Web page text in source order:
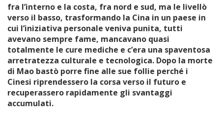
fra l’interno e la costa, fra nord e sud, ma le livellò
verso il basso, trasformando la Cina in un paese in
cui l’iniziativa personale veniva punita, tutti
avevano sempre fame, mancavano quasi
totalmente le cure mediche e c’era una spaventosa
arretratezza culturale e tecnologica. Dopo la morte
di Mao bastò porre fine alle sue follie perché i
Cinesi riprendessero la corsa verso il futuro e
recuperassero rapidamente gli svantaggi
accumulati.